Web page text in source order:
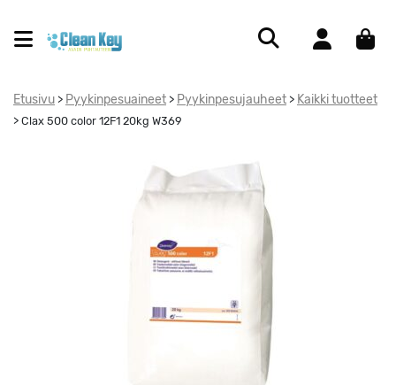
Etusivu > Pyykinpesuaineet > Pyykinpesujauheet > Kaikki tuotteet
> Clax 500 color 12F1 20kg W369